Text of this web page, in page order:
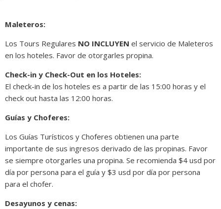
Maleteros:
Los Tours Regulares NO INCLUYEN el servicio de Maleteros
en los hoteles. Favor de otorgarles propina.
Check-in y Check-Out en los Hoteles:
El check-in de los hoteles es a partir de las 15:00 horas y el
check out hasta las 12:00 horas.
Guías y Choferes:
Los Guías Turísticos y Choferes obtienen una parte
importante de sus ingresos derivado de las propinas. Favor
se siempre otorgarles una propina. Se recomienda $4 usd por
día por persona para el guía y $3 usd por día por persona
para el chofer.
Desayunos y cenas: